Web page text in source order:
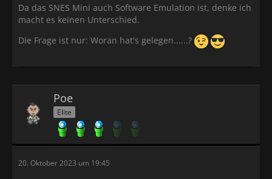
Da das SNES Mini auch Software Emulation ist, denke ich
macht es keinen Unterschied.
Die Frage ist nur: Woran hat's gelegen......?
Poe
Elite
20. Oktober 2023 um 19:45